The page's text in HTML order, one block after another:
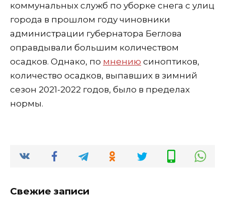
коммунальных служб по уборке снега с улиц
города в прошлом году чиновники
администрации губернатора Беглова
оправдывали большим количеством
осадков. Однако, по мнению синоптиков,
количество осадков, выпавших в зимний
сезон 2021-2022 годов, было в пределах
нормы.
Свежие записи